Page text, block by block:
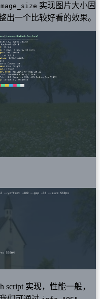
实现图片大小固
出一个比较好看的效果。
script 实现，性能一般，